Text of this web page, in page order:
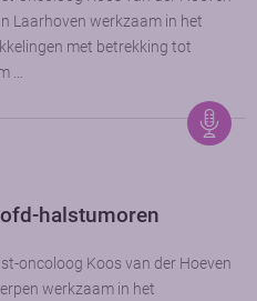
Laarhoven werkzaam in het
met betrekking tot
…
halstumoren
oncoloog Koos van der Hoeven
werkzaam in het